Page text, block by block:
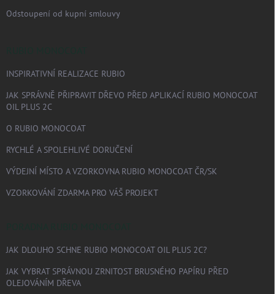
Odstoupení od kupní smlouvy
INSPIRATIVNÍ REALIZACE RUBIO
JAK SPRÁVNĚ PŘIPRAVIT DŘEVO PŘED APLIKACÍ RUBIO MONOCOAT
OIL PLUS 2C
O RUBIO MONOCOAT
RYCHLÉ A SPOLEHLIVÉ DORUČENÍ
VÝDEJNÍ MÍSTO A VZORKOVNA RUBIO MONOCOAT ČR/SK
VZORKOVÁNÍ ZDARMA PRO VÁŠ PROJEKT
JAK DLOUHO SCHNE RUBIO MONOCOAT OIL PLUS 2C?
JAK VYBRAT SPRÁVNOU ZRNITOST BRUSNÉHO PAPÍRU PŘED
OLEJOVÁNÍM DŘEVA